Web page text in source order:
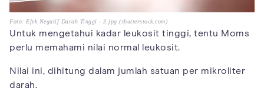
Foto: Efek Negatif Darah Tinggi - 3.jpg (shutterstock.com)
Untuk mengetahui kadar leukosit tinggi, tentu Moms
perlu memahami nilai normal leukosit.
Nilai ini, dihitung dalam jumlah satuan per mikroliter
darah.